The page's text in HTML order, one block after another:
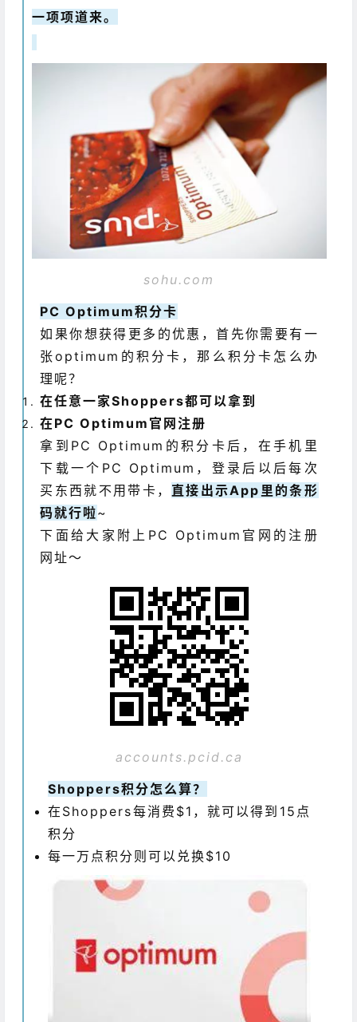
一项项道来。
sohu.com
PC Optimum积分卡
如果你想获得更多的优惠，首先你需要有一
张optimum的积分卡，那么积分卡怎么办
理呢？
在任意一家Shoppers都可以拿到
在PC Optimum官网注册
拿到PC Optimum的积分卡后，在手机里
下载一个PC Optimum，登录后以后每次
买东西就不用带卡， 直接出示App里的条形
码就行啦~
下面给大家附上PC Optimum官网的注册
网址～
accounts.pcid.ca
Shoppers积分怎么算？
在Shoppers每消费$1，就可以得到15点
积分
每一万点积分则可以兑换$10